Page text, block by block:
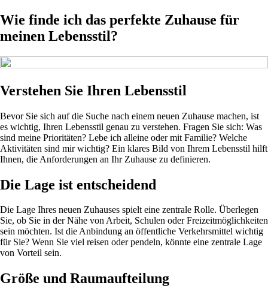
Wie finde ich das perfekte Zuhause für
meinen Lebensstil?
Verstehen Sie Ihren Lebensstil
Bevor Sie sich auf die Suche nach einem neuen Zuhause machen, ist
es wichtig, Ihren Lebensstil genau zu verstehen. Fragen Sie sich: Was
sind meine Prioritäten? Lebe ich alleine oder mit Familie? Welche
Aktivitäten sind mir wichtig? Ein klares Bild von Ihrem Lebensstil hilft
Ihnen, die Anforderungen an Ihr Zuhause zu definieren.
Die Lage ist entscheidend
Die Lage Ihres neuen Zuhauses spielt eine zentrale Rolle. Überlegen
Sie, ob Sie in der Nähe von Arbeit, Schulen oder Freizeitmöglichkeiten
sein möchten. Ist die Anbindung an öffentliche Verkehrsmittel wichtig
für Sie? Wenn Sie viel reisen oder pendeln, könnte eine zentrale Lage
von Vorteil sein.
Größe und Raumaufteilung